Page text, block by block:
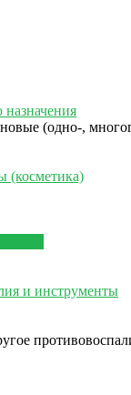
(косметика)
и инструменты